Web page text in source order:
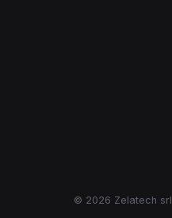
© 2026 Zelatech srl